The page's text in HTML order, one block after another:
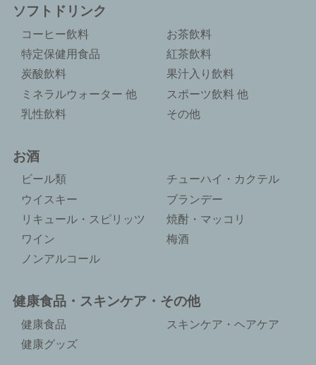
ソフトドリンク
コーヒー飲料
お茶飲料
特定保健用食品
紅茶飲料
炭酸飲料
果汁入り飲料
ミネラルウォーター 他
スポーツ飲料 他
乳性飲料
その他
お酒
ビール類
チューハイ・カクテル
ウイスキー
ブランデー
リキュール・スピリッツ
焼酎・マッコリ
ワイン
梅酒
ノンアルコール
健康食品・スキンケア・その他
健康食品
スキンケア・ヘアケア
健康グッズ